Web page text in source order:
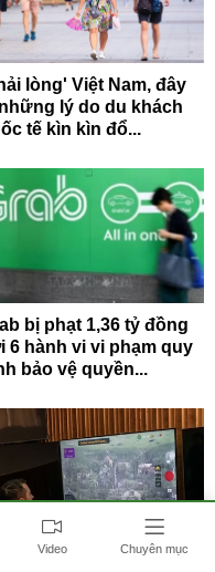
lòng' Việt Nam, đây
những lý do du khách
tế kìn kìn đổ...
bị phạt 1,36 tỷ đồng
6 hành vi vi phạm quy
bảo vệ quyền...
Video Chuyên mục